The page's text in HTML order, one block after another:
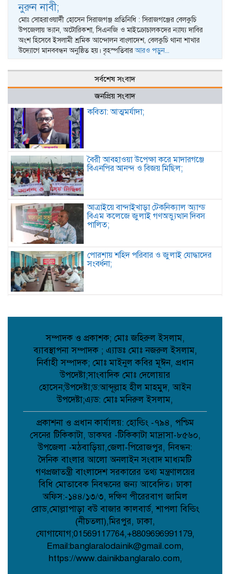
নুরুন নাবী;
মোঃ সোহরাওয়ার্দী হোসেন সিরাজগঞ্জ প্রতিনিধি : সিরাজগঞ্জের বেলকুচি
উপজেলায় ভ্যান, অটোরিকশা, সিএনজি ও মাইক্রোচালকদের ন্যায্য দাবির
অংশ হিসেবে ইসলামী শ্রমিক আন্দোলন বাংলাদেশ, বেলকুচি থানা শাখার
উদ্যোগে মানববন্ধন অনুষ্ঠিত হয়। বৃহস্পতিবারআরও পড়ুন...
সর্বশেষ সংবাদ
জনপ্রিয় সংবাদ
কবিতা: আত্মমর্যাদা;
বৈরী আবহাওয়া উপেক্ষা করে মাদারগঞ্জে
বিএনপির আনন্দ ও বিজয় মিছিল;
আত্রাইয়ে বান্দাইখাড়া টেকনিক্যাল অ্যান্ড
বিএম কলেজে জুলাই গণঅভ্যুত্থান দিবস
পালিত;
পোরশায় শহিদ পরিবার ও জুলাই যোদ্ধাদের
সংবর্ধনা;
ডাসারে কাঠের ফার্নিচারে কাজ করতে গিয়ে
বিস্ফোরণে শিশুর মৃত্যু;
সেবা’র নতুন উপদেষ্টা মনোনীত হলেন
মালয়েশিয়া প্রবাসী ব্যবসায়ী এম আলী
হোসেন;
বেলকুচিতে গণঅভ্যুত্থান দিবসে ইসলামী
আন্দোলনের গণমিছিল ও গণহত্যার বিচারের
দাবি: “আদর্শিক বিজয়ের বিকল্প নেই”
ফিরে দেখা: ৫ আগস্ট ২০২৪ ফিরে দেখা:
হাসিনার বিদায়ের পর উৎসব, উচ্ছ্বাস আর
অস্থিরতায় কেটেছিল কুমিল্লার সেই দিন;
বাংলাদেশ সিএনজি অটোরিকশা ইউনিট-এর
পক্ষ থেকে ‘৩৬ জুলাই’ উপলক্ষে শাহাদাৎ
হোসেন লিটনের শুভেচ্ছা বার্তা;
সম্পাদক ও প্রকাশক; মোঃ জহিরুল ইসলাম,
ব্যাবস্থাপনা সম্পাদক ; এ্যাডঃ মোঃ নজরুল ইসলাম,
নির্বাহী সম্পাদক; মোঃ মাইনুল কবির মূঈন, প্রধান
উপদেষ্টা;সাংবাদিক মোঃ দেলোয়ার
হোসেন;উপদেষ্টা;ড:আব্দূল্লাহ হীল মাহমুদ, আইন
উপদেষ্টা;এ্যড: মোঃ মনিরুল ইসলাম,
প্রকাশনা ও প্রধান কার্যালয়: হোল্ডিং -৭৯৪, পশ্চিম
সেনের টিকিকাটা, ডাকঘর -টিকিকাটা মাদ্রাসা-৮৫৬০,
উপজেলা -মঠবাড়িয়া,জেলা-পিরোজপুর, নিবন্ধন:
দৈনিক বাংলার আলো অনলাইন সংবাদ মাধ্যমটি
গণপ্রজাতন্ত্রী বাংলাদেশ সরকারের তথ্য মন্ত্রণালয়ের
বিধি মোতাবেক নিবন্ধনের জন্য আবেদিত। ঢাকা
অফিস:-১৪৪/১৩/৩, দক্ষিণ পীরেরবাগ জামিল
রোড,মোল্লাপাড়া বউ বাজার কালবার্ড, শাপলা বিল্ডিং
(নীচতলা),মিরপুর, ঢাকা,
যোগাযোগ;01569117764,+8809696991179,
Email:banglaralodainik@gmail.com,
https://www.dainikbanglaralo.com,